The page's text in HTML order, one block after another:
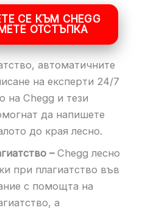
СЕ КЪМ CHEGG
ОТСТЪПКА
автоматичните
на експерти 24/7
на Chegg и тези
да напишете
до края лесно.
–Chegg лесно
при плагиатство във
с помощта на
а